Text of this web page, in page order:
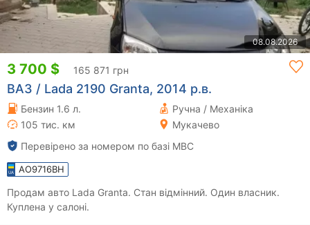
08.08.2026
3 700 $ 165 871 грн
ВАЗ / Lada 2190 Granta, 2014 р.в.
Бензин 1.6 л.
Ручна / Механіка
105 тис. км
Мукачево
Перевірено за номером по базі МВС
AO9716BH
Продам авто Lada Granta. Стан відмінний. Один власник.
Куплена у салоні.